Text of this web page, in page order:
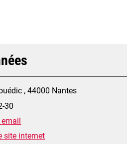
, 44000 Nantes
30
email
site internet